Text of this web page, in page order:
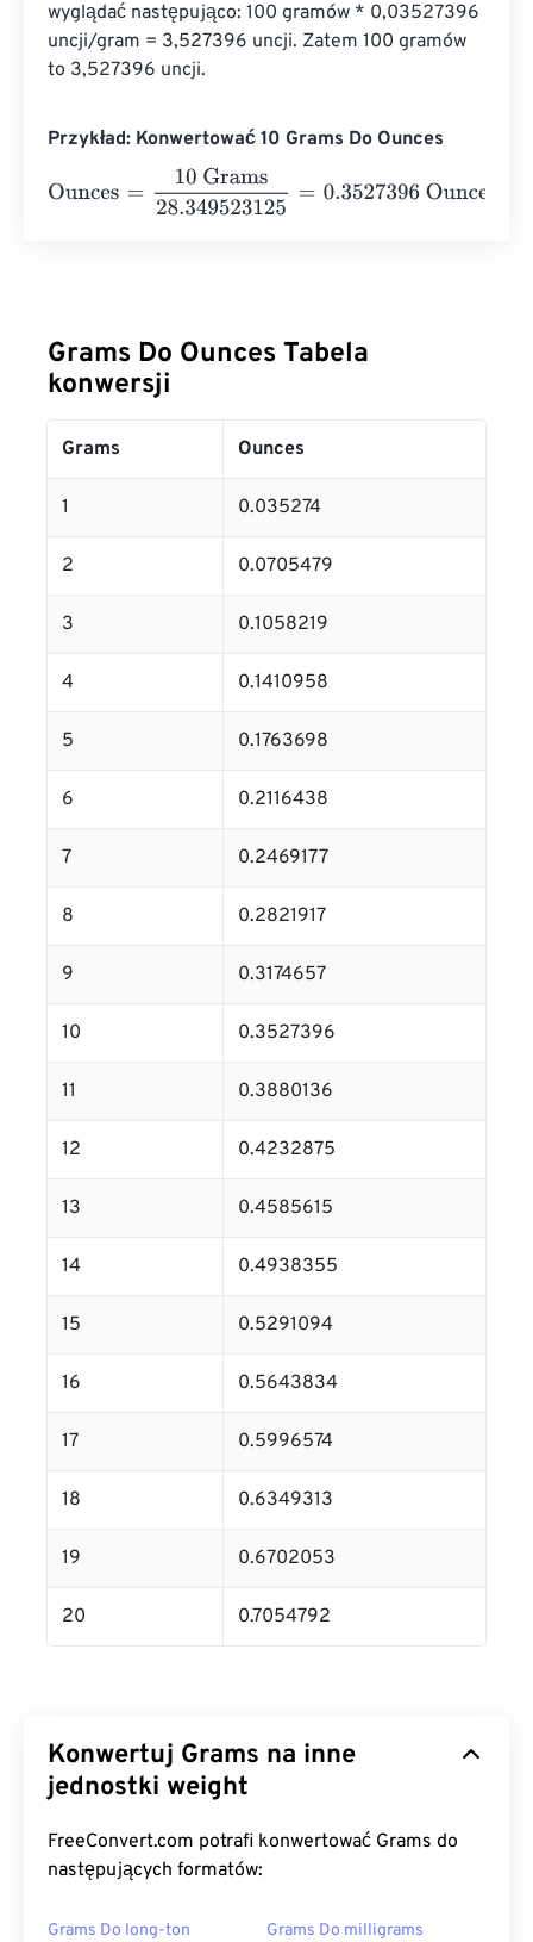
wyglądać następująco: 100 gramów * 0,03527396
uncji/gram = 3,527396 uncji. Zatem 100 gramów
to 3,527396 uncji.
Przykład: Konwertować 10 Grams Do Ounces
Ounces
10 Grams28.349523125 =0.3527396
Grams Do Ounces Tabela
konwersji
Grams Ounces
1 0.035274
2 0.0705479
3 0.1058219
4 0.1410958
5 0.1763698
6 0.2116438
7 0.2469177
8 0.2821917
9 0.3174657
10 0.3527396
11 0.3880136
12 0.4232875
13 0.4585615
14 0.4938355
15 0.5291094
16 0.5643834
17 0.5996574
18 0.6349313
19 0.6702053
20 0.7054792
Konwertuj Grams na inne
jednostki weight
FreeConvert.com potrafi konwertować Grams do
następujących formatów:
Grams Do long-ton Grams Do milligrams